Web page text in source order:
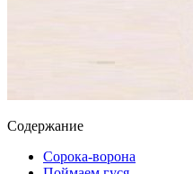
Содержание
Сорока-ворона